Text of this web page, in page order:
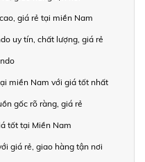
giá rẻ tại miền Nam
uy tín, chất lượng, giá rẻ
miền Nam với giá tốt nhất
gốc rõ ràng, giá rẻ
tốt tại Miền Nam
giá rẻ, giao hàng tận nơi